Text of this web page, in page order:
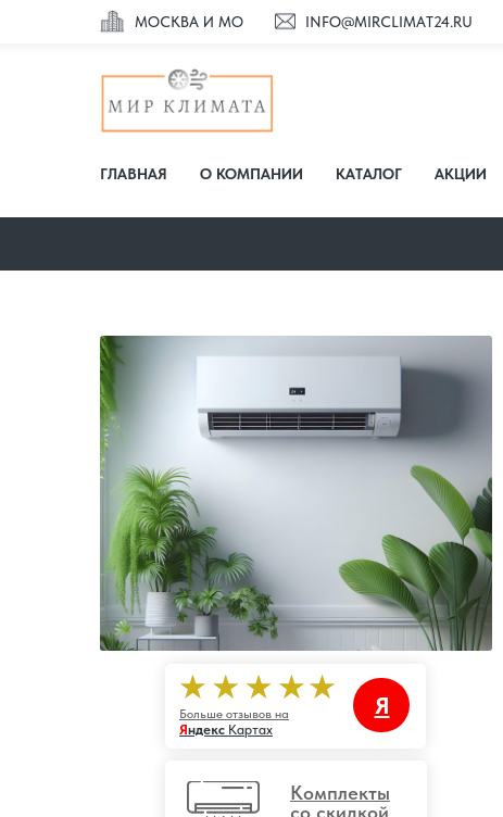
МОСКВА И МО INFO@MIRCLIMAT24.RU
ГЛАВНАЯ О КОМПАНИИ КАТАЛОГ АКЦИИ
Больше отзывов на
Яндекс Картах
Я
Комплекты
со скидкой